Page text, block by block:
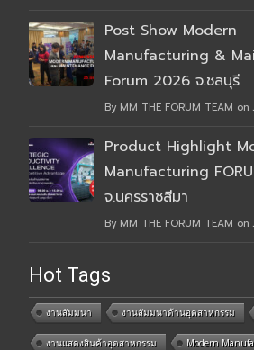
Post Show Modern
Manufacturing &
Forum 2026 จ.ชลบุรี
By MM THE FORUM TEAM
Product Highlight
Manufacturing
จ.นครราชสีมา
By MM THE FORUM TEAM
Hot Tags
งานสัมมนา งานสัมมนาด้านอุตสาหกรรม
งานแสดงสินค้าอุตสาหกรรม Modern